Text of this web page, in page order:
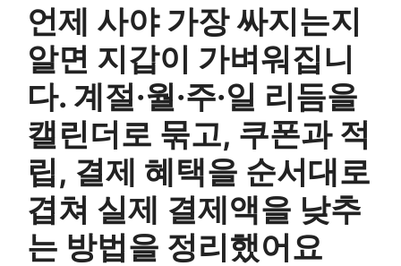
언제 사야 가장 싸지는지
알면 지갑이 가벼워집니
다. 계절·월·주·일 리듬을
캘린더로 묶고, 쿠폰과 적
립, 결제 혜택을 순서대로
겹쳐 실제 결제액을 낮추
는 방법을 정리했어요